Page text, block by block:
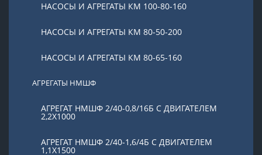
НАСОСЫ И АГРЕГАТЫ КМ 100-80-160
НАСОСЫ И АГРЕГАТЫ КМ 80-50-200
НАСОСЫ И АГРЕГАТЫ КМ 80-65-160
АГРЕГАТЫ НМШФ
АГРЕГАТ НМШФ 2/40-0,8/16Б С ДВИГАТЕЛЕМ
2,2Х1000
АГРЕГАТ НМШФ 2/40-1,6/4Б С ДВИГАТЕЛЕМ
1,1Х1500